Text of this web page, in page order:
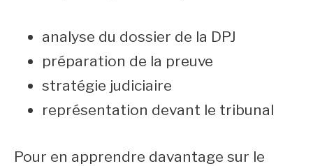
analyse du dossier de la DPJ
préparation de la preuve
stratégie judiciaire
représentation devant le tribunal
Pour en apprendre davantage sur le